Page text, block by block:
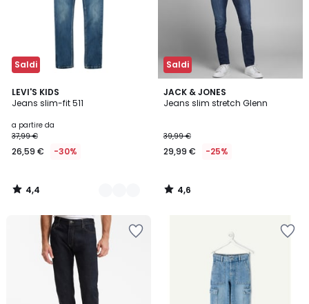
Saldi
LEVI'S KIDS
Jeans slim-fit 511
a partire da
37,99 €
26,59 € -30%
4,4
/ 5
2
Colori
4,4
/
Saldi
JACK & JONES
Jeans slim stretch Glenn
39,99 €
29,99 € -25%
4,6
/ 5
4,6
/